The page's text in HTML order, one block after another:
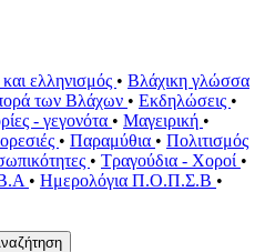
ελληνισμός • Βλάχικη γλώσσα
των Βλάχων • Εκδηλώσεις •
- γεγονότα • Μαγειρική •
• Παραμύθια • Πολιτισμός
• Τραγούδια - Χοροί •
• Ημερολόγια Π.Ο.Π.Σ.Β •